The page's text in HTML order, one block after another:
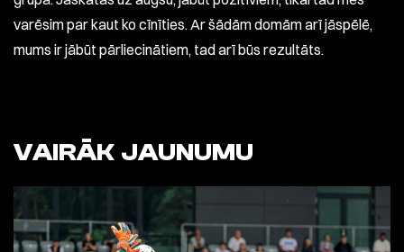
varēsim par kaut ko cīnīties. Ar šādām domām arī jāspēlē,
mums ir jābūt pārliecinātiem, tad arī būs rezultāts.
VAIRĀK JAUNUMU